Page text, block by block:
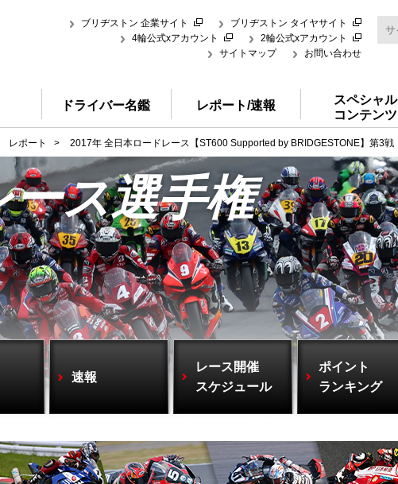
ブリヂストン 企業サイト
ブリヂストン タイヤサイト
4輪公式xアカウント
2輪公式xアカウント
サイトマップ
お問い合わせ
ドライバー名鑑 レポート/速報
スペシャル
コンテンツ
レポート > 2017年 全日本ロードレース【ST600 Supported by BRIDGESTONE】第3戦
ス選手権
速報
レース開催
スケジュール
ポイント
ランキング